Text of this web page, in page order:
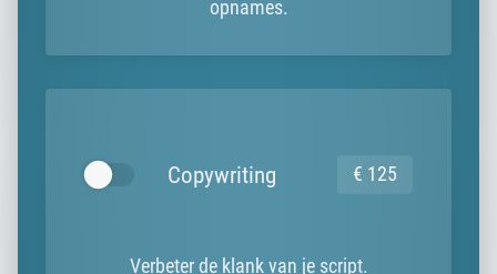
opnames.
€ 125
Copywriting
Verbeter de klank van je script.